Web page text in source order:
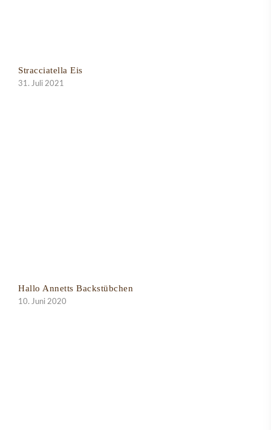
Stracciatella Eis
31. Juli 2021
Hallo Annetts Backstübchen
10. Juni 2020